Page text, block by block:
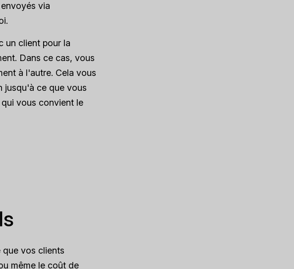
via
un client pour la
Dans ce cas, vous
à l'autre. Cela vous
jusqu'à ce que vous
vous convient le
que vos clients
même le coût de